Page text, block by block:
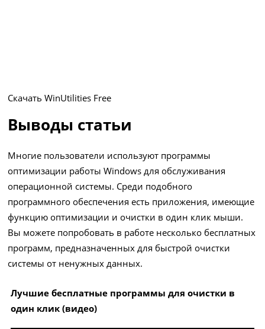
Скачать WinUtilities Free
Выводы статьи
Многие пользователи используют программы
оптимизации работы Windows для обслуживания
операционной системы. Среди подобного
программного обеспечения есть приложения, имеющие
функцию оптимизации и очистки в один клик мыши.
Вы можете попробовать в работе несколько бесплатных
программ, предназначенных для быстрой очистки
системы от ненужных данных.
Лучшие бесплатные программы для очистки в
один клик (видео)